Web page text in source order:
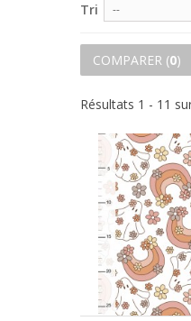
Tri --
COMPARER (0)
Résultats 1 - 11